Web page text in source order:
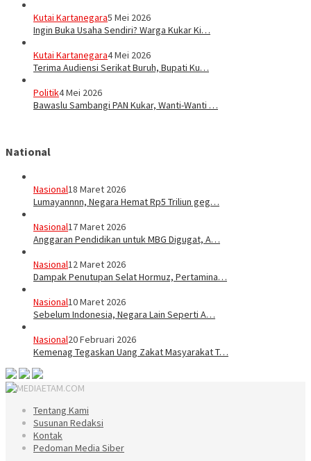
Kutai Kartanegara5 Mei 2026
Ingin Buka Usaha Sendiri? Warga Kukar Ki…
Kutai Kartanegara4 Mei 2026
Terima Audiensi Serikat Buruh, Bupati Ku…
Politik4 Mei 2026
Bawaslu Sambangi PAN Kukar, Wanti-Wanti …
National
Nasional18 Maret 2026
Lumayannnn, Negara Hemat Rp5 Triliun geg…
Nasional17 Maret 2026
Anggaran Pendidikan untuk MBG Digugat, A…
Nasional12 Maret 2026
Dampak Penutupan Selat Hormuz, Pertamina…
Nasional10 Maret 2026
Sebelum Indonesia, Negara Lain Seperti A…
Nasional20 Februari 2026
Kemenag Tegaskan Uang Zakat Masyarakat T…
Tentang Kami
Susunan Redaksi
Kontak
Pedoman Media Siber